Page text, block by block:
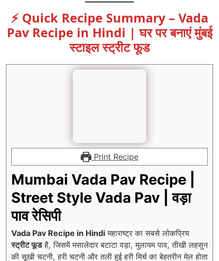
⚡ Quick Recipe Summary – Vada
Pav Recipe in Hindi | घर पर बनाएं मुंबई
स्टाइल स्ट्रीट फूड
Print Recipe
Mumbai Vada Pav Recipe |
Street Style Vada Pav | वड़ा
पाव रेसिपी
Vada Pav Recipe in Hindi महाराष्ट्र का सबसे लोकप्रिय
स्ट्रीट फूडहै, जिसमें मसालेदार बटाटा वड़ा, मुलायम पाव, तीखी लहसुन
की सूखी चटनी, हरी चटनी और तली हुई हरी मिर्च का बेहतरीन मेल होता